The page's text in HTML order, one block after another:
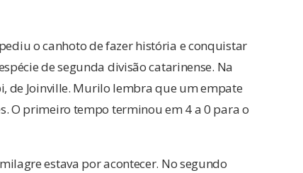
o canhoto de fazer história e conquistar
de segunda divisão catarinense. Na
de Joinville. Murilo lembra que um empate
O primeiro tempo terminou em 4 a 0 para o
estava por acontecer. No segundo